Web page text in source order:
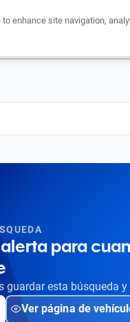
Compra
para
guardar esta búsqueda
Ver página de
enhance site navigation,